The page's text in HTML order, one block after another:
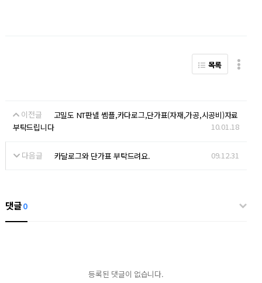
목록
이전글
고밀도 NT판넬 쎔플,카다로그,단가표(자재,가공,시공비)자료
부탁드립니다
10.01.18
다음글 카달로그와 단가표 부탁드려요. 09.12.31
댓글0
등록된 댓글이 없습니다.